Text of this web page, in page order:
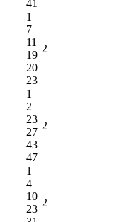
41
1
7
11
19
20
23
2
1
2
23
27
43
47
2
1
4
10
23
2